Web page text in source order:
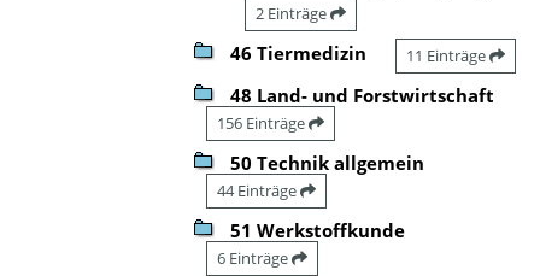
2 Einträge
46 Tiermedizin 11 Einträge
48 Land- und Forstwirtschaft
156 Einträge
50 Technik allgemein
44 Einträge
51 Werkstoffkunde
6 Einträge